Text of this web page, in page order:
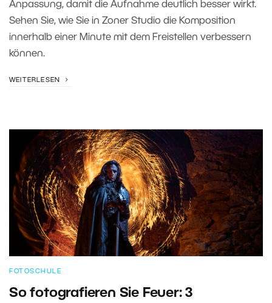
Anpassung, damit die Aufnahme deutlich besser wirkt.
Sehen Sie, wie Sie in Zoner Studio die Komposition
innerhalb einer Minute mit dem Freistellen verbessern
können.
WEITERLESEN
FOTOSCHULE
So fotografieren Sie Feuer: 3